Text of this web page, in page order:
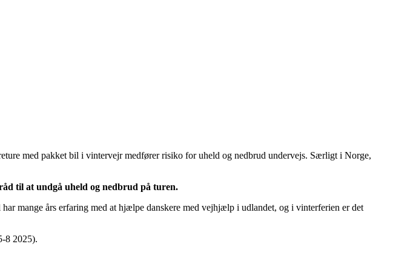
med pakket bil i vintervejr medfører risiko for uheld og nedbrud undervejs. Særligt i Norge,
til at undgå uheld og nedbrud på turen.
mange års erfaring med at hjælpe danskere med vejhjælp i udlandet, og i vinterferien er det
8 2025).